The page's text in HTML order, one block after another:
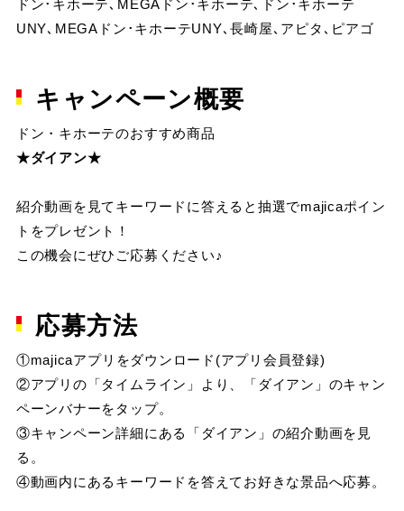
ドン･キホーテ､MEGAドン･キホーテ､ドン･キホーテ
UNY､MEGAドン･キホーテUNY､長崎屋､アピタ､ピアゴ
キャンペーン概要
ドン・キホーテのおすすめ商品
★ダイアン★
紹介動画を見てキーワードに答えると抽選でmajicaポイン
トをプレゼント！
この機会にぜひご応募ください♪
応募方法
①majicaアプリをダウンロード(アプリ会員登録)
②アプリの「タイムライン」より、「ダイアン」のキャン
ペーンバナーをタップ。
③キャンペーン詳細にある「ダイアン」の紹介動画を見
る。
④動画内にあるキーワードを答えてお好きな景品へ応募。